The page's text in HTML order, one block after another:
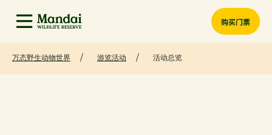
购买门票
万态野生动物世界 游览活动 活动总览